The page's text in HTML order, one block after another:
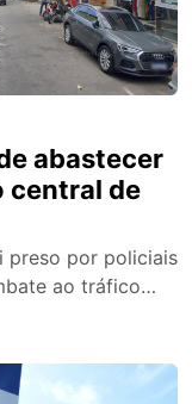
abastecer
central de
preso por policiais
ao tráfico…